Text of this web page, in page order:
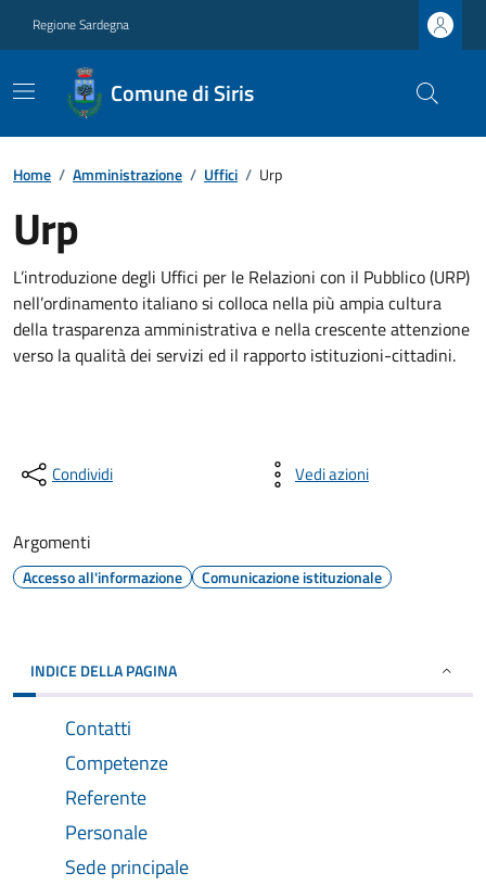
Regione Sardegna
Comune di Siris
Home / Amministrazione / Uffici / Urp
Urp
L’introduzione degli Uffici per le Relazioni con il Pubblico (URP)
nell’ordinamento italiano si colloca nella più ampia cultura
della trasparenza amministrativa e nella crescente attenzione
verso la qualità dei servizi ed il rapporto istituzioni-cittadini.
Condividi Vedi azioni
Argomenti
Accesso all'informazione Comunicazione istituzionale
INDICE DELLA PAGINA
Contatti
Competenze
Referente
Personale
Sede principale